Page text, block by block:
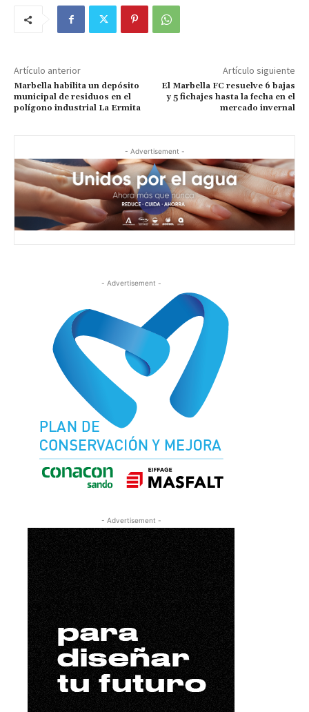
Artículo anterior
Marbella habilita un depósito
municipal de residuos en el
polígono industrial La Ermita
Artículo siguiente
El Marbella FC resuelve 6 bajas
y 5 fichajes hasta la fecha en el
mercado invernal
- Advertisement -
- Advertisement -
- Advertisement -